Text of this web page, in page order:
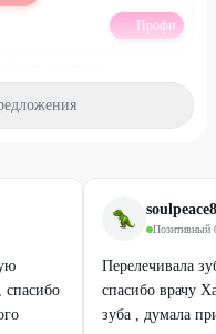
на лечение.
Профи
спасибо
Позитивный·
Перелечивала
спасибо врачу
зуба , думала